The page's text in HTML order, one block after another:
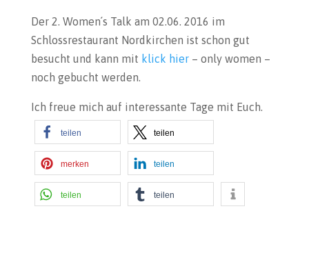
Der 2. Women´s Talk am 02.06. 2016 im
Schlossrestaurant Nordkirchen ist schon gut
besucht und kann mit klick hier– only women –
noch gebucht werden.
Ich freue mich auf interessante Tage mit Euch.
teilen teilen
merken teilen
teilen teilen